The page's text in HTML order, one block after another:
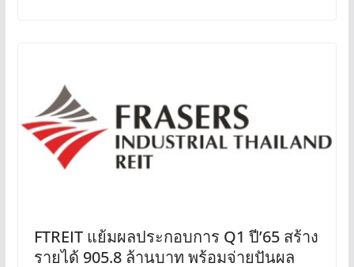
FTREIT แย้มผลประกอบการ Q1 ปี’65 สร้าง
รายได้ 905.8 ล้านบาท พร้อมจ่ายปันผล